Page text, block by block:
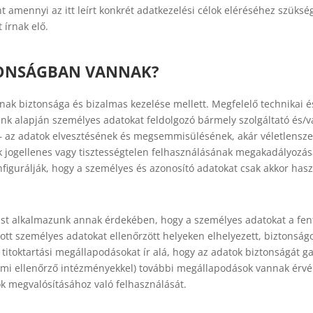
az itt leírt konkrét adatkezelési célok eléréséhez
írnak elő.
VANNAK?
biztonsága és bizalmas kezelése mellett. Megfelelő technikai
alapján személyes adatokat feldolgozó bármely szolgáltató
adatok elvesztésének és megsemmisülésének, akár
vagy tisztességtelen felhasználásának
hogy a személyes és azonosító adatokat csak akkor
alkalmazunk annak érdekében, hogy a személyes adatokat a
személyes adatokat ellenőrzött helyeken elhelyezett,
megállapodásokat ír alá, hogy az adatok biztonságát
ellenőrző intézményekkel) további megállapodások vannak
megvalósításához való felhasználását.